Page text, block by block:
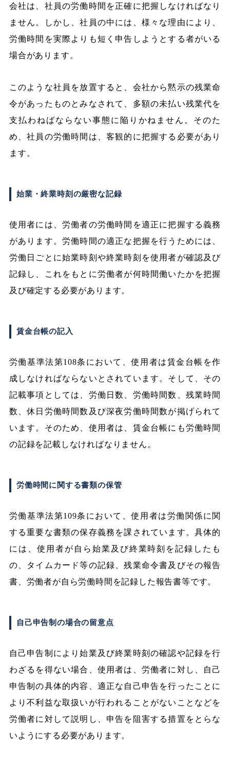
会社は、社員の労働時間を正確に把握しなければなり
ません。しかし、社員の中には、様々な理由により、
労働時間を実際よりも短く申告しようとする者がいる
場合があります。
このような社員を放置すると、会社から黙示の残業命
令があったものとみなされて、多額の未払い残業代を
支払わねばならない事態に陥りかねません。そのた
め、社員の労働時間は、客観的に把握する必要があり
ます。
始業・終業時刻の厳密な記録
使用者には、労働者の労働時間を適正に把握する義務
があります。労働時間の適正な把握を行うためには、
労働日ごとに始業時刻や終業時刻を使用者が確認及び
記録し、これをもとに労働者が何時間働いたかを把握
及び確定する必要があります。
賃金台帳の記入
労働基準法第108条において、使用者は賃金台帳を作
成しなければならないとされています。そして、その
記載事項としては、労働日数、労働時間数、残業時間
数、休日労働時間数及び深夜労働時間数が掲げられて
います。そのため、使用者は、賃金台帳にも労働時間
の記録を記載しなければなりません。
労働時間に関する書類の保管
労働基準法第109条において、使用者は労働関係に関
する重要な書類の保存義務を課されています。具体的
には、使用者が自ら始業及び終業時刻を記録したも
の、タイムカード等の記録、残業命令書及びその報告
書、労働者が自ら労働時間を記録した報告書等です。
自己申告制の場合の留意点
自己申告制により始業及び終業時刻の確認や記録を行
わざるを得ない場合、使用者は、労働者に対し、自己
申告制の具体的内容、適正な自己申告を行ったことに
より不利益な取扱いが行われることがないことなどを
労働者に対して説明し、申告を阻害する措置をとらな
いようにする必要があります。